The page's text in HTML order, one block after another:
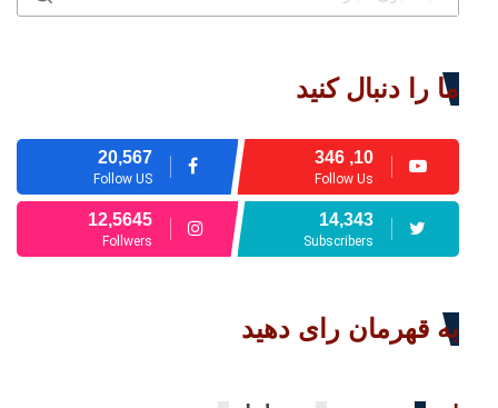
ما را دنبال کنید
20,567
Follow US
10, 346
Follow Us
12,5645
Follwers
14,343
Subscribers
به قهرمان رای دهید